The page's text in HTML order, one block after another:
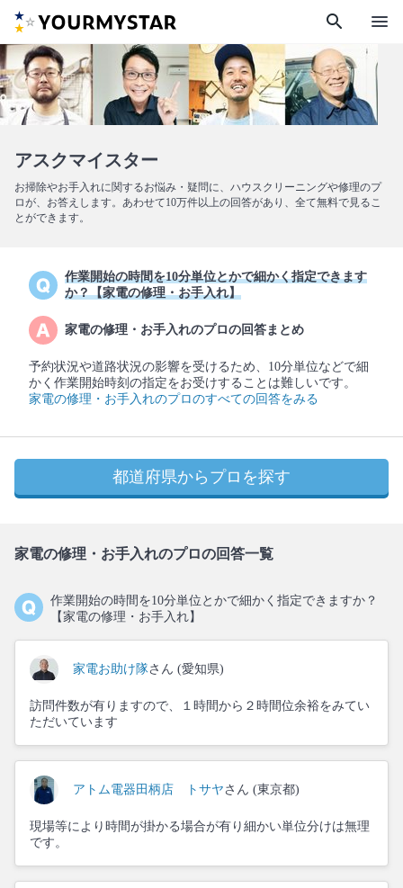
search menu
アスクマイスター
お掃除やお手入れに関するお悩み・疑問に、ハウスクリーニングや修理のプ
ロが、お答えします。あわせて10万件以上の回答があり、全て無料で見るこ
とができます。
作業開始の時間を10分単位とかで細かく指定できます
か？【家電の修理・お手入れ】
家電の修理・お手入れのプロの回答まとめ
予約状況や道路状況の影響を受けるため、10分単位などで細
かく作業開始時刻の指定をお受けすることは難しいです。
家電の修理・お手入れのプロのすべての回答をみる
都道府県からプロを探す
家電の修理・お手入れのプロの回答一覧
作業開始の時間を10分単位とかで細かく指定できますか？
【家電の修理・お手入れ】
家電お助け隊さん (愛知県)
訪問件数が有りますので、１時間から２時間位余裕をみてい
ただいています
アトム電器田柄店 トサヤ さん (東京都)
現場等により時間が掛かる場合が有り細かい単位分けは無理
です。